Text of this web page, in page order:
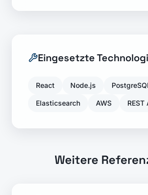
Eingesetzte
React Node.js
Elasticsearch AWS REST
Weitere